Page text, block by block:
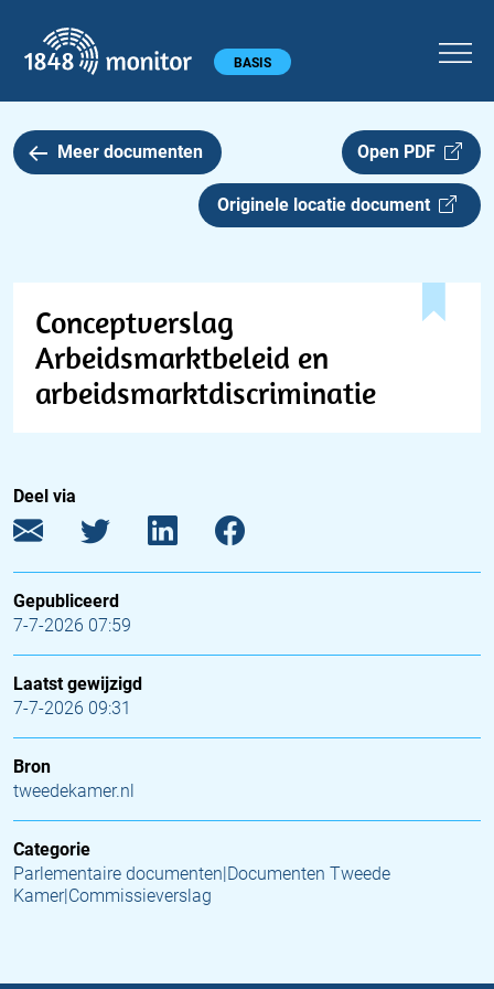
Hoofdmenu BASIS
Meer documenten Open PDF
Originele locatie document
Conceptverslag
Arbeidsmarktbeleid en
arbeidsmarktdiscriminatie
Deel via
Gepubliceerd
7-7-2026 07:59
Laatst gewijzigd
7-7-2026 09:31
Bron
tweedekamer.nl
Categorie
Parlementaire documenten|Documenten Tweede
Kamer|Commissieverslag